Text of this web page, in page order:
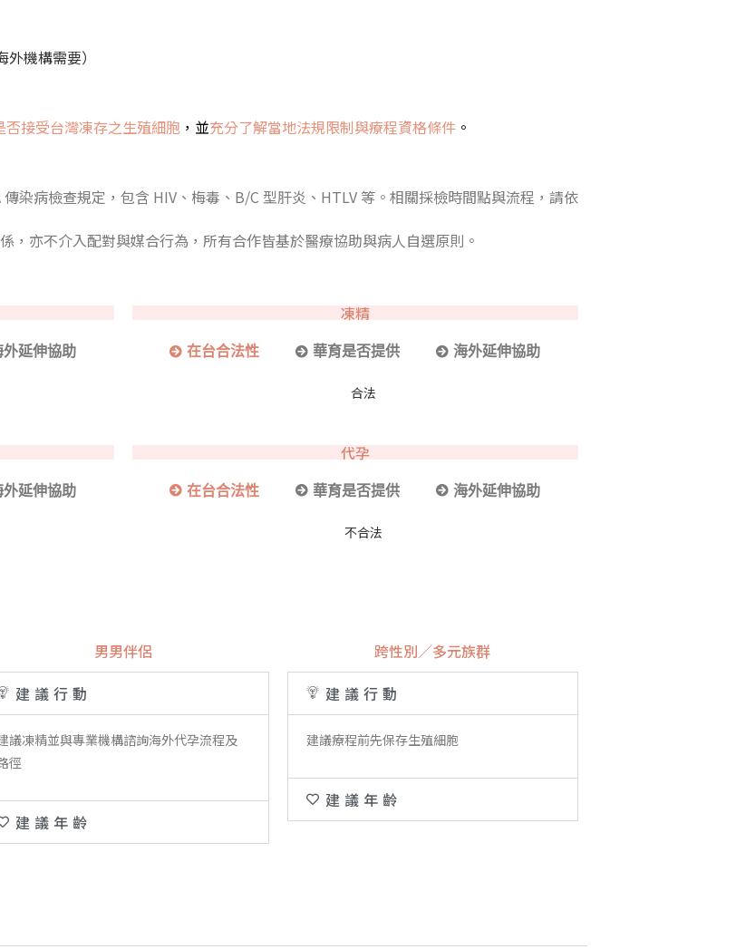
機構需要）
接受台灣凍存之生殖細胞 ，並充分了解當地法規限制與療程資格條件 。
染病檢查規定，包含 HIV、梅毒、B/C 型肝炎、HTLV 等。相關採檢時間點與流程，請依
，亦不介入配對與媒合行為，所有合作皆基於醫療協助與病人自選原則。
外延伸協助
凍精
在台合法性 華育是否提供 海外延伸協助
合法
外延伸協助
代孕
在台合法性 華育是否提供 海外延伸協助
不合法
男男伴侶
建議行動
議凍精並與專業機構諮詢海外代孕流程及
徑
建議年齡
跨性別／多元族群
建議行動
建議療程前先保存生殖細胞
建議年齡